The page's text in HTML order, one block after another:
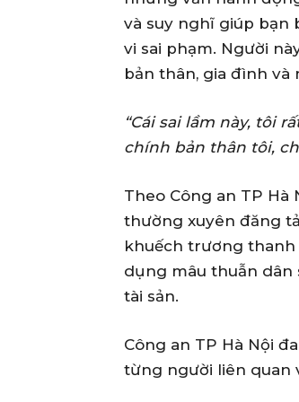
và suy nghĩ giúp bạn
vi sai phạm. Người
bản thân, gia đình
“Cái sai lầm này, tôi
chính bản thân tôi,
Theo Công an TP Hà
thường xuyên đăng
khuếch trương thanh
dụng mâu thuẫn dân
tài sản.
Công an TP Hà Nội
từng người liên quan